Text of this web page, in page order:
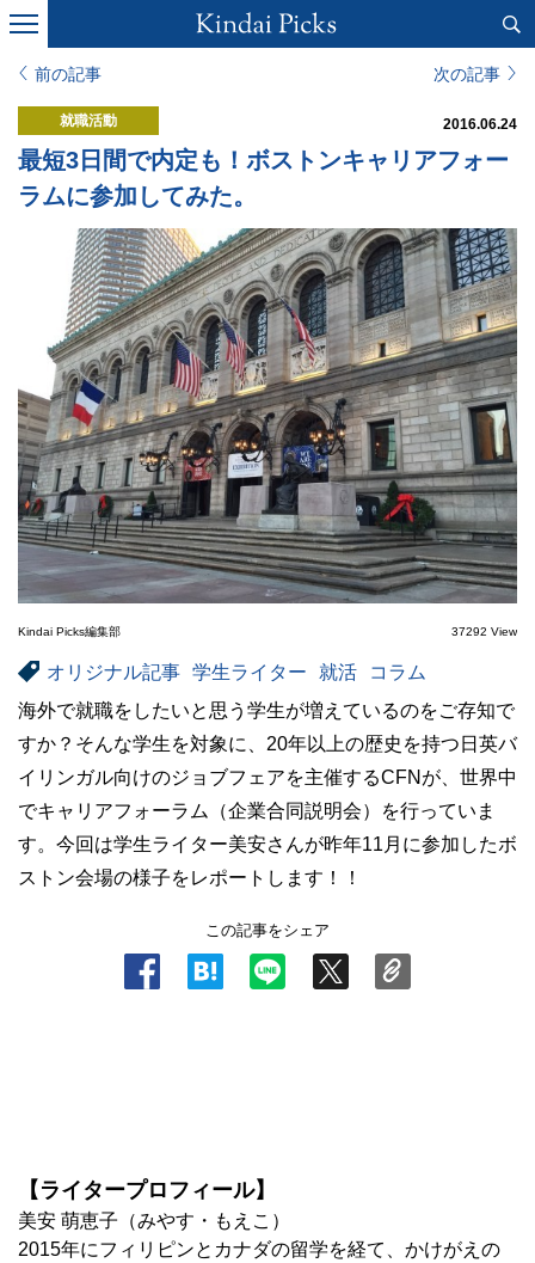
前の記事 次の記事
就職活動 2016.06.24
最短3日間で内定も！ボストンキャリアフォー
ラムに参加してみた。
Kindai Picks編集部 37292 View
オリジナル記事 学生ライター 就活
コラム
海外で就職をしたいと思う学生が増えているのをご存知で
すか？そんな学生を対象に、20年以上の歴史を持つ日英バ
イリンガル向けのジョブフェアを主催するCFNが、世界中
でキャリアフォーラム（企業合同説明会）を行っていま
す。今回は学生ライター美安さんが昨年11月に参加したボ
ストン会場の様子をレポートします！！
この記事をシェア
【ライタープロフィール】
美安 萌恵子（みやす・もえこ）
2015年にフィリピンとカナダの留学を経て、かけがえの